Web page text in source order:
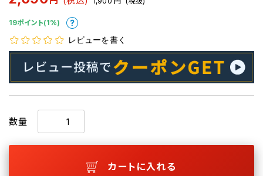
19ポイント(1%)
レビューを書く
数量
カートに入れる